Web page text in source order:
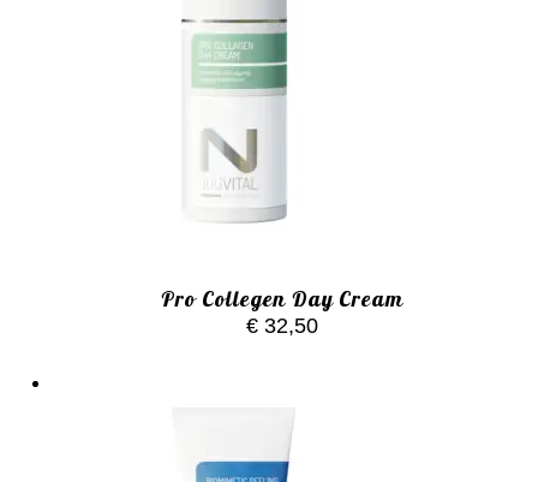
Pro Collegen Day Cream
€ 32,50